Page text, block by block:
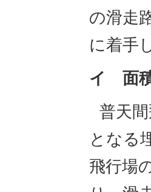
の滑走
に着手
イ 面
普天
となる
飛行場